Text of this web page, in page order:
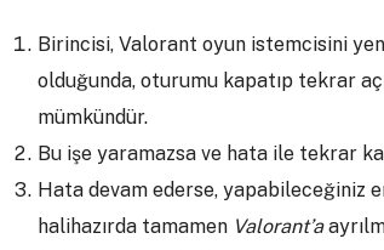
Birincisi, Valorant oyun istemcisini
olduğunda, oturumu kapatıp tekrar
mümkündür.
Bu işe yaramazsa ve hata ile tekrar
Hata devam ederse, yapabileceğiniz
halihazırda tamamen Valorant’a